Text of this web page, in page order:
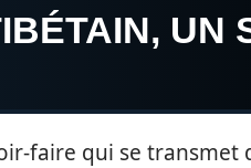
UN
faire qui se